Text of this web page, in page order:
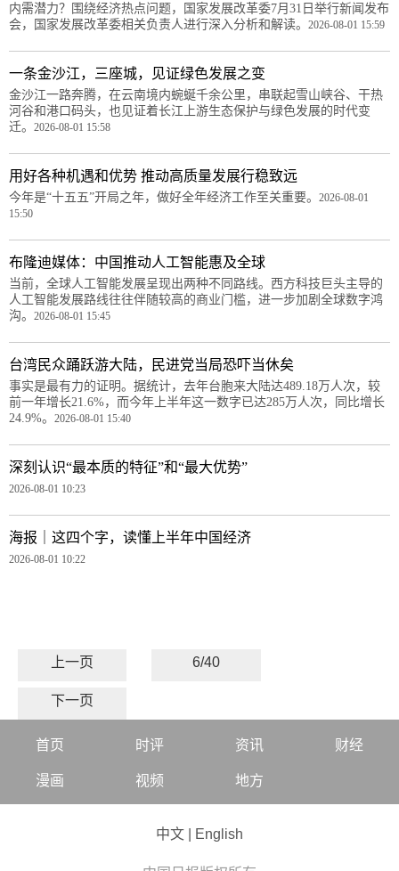
内需潜力？围绕经济热点问题，国家发展改革委7月31日举行新闻发布
会，国家发展改革委相关负责人进行深入分析和解读。 2026-08-01 15:59
一条金沙江，三座城，见证绿色发展之变
金沙江一路奔腾，在云南境内蜿蜒千余公里，串联起雪山峡谷、干热
河谷和港口码头，也见证着长江上游生态保护与绿色发展的时代变
迁。 2026-08-01 15:58
用好各种机遇和优势 推动高质量发展行稳致远
今年是“十五五”开局之年，做好全年经济工作至关重要。 2026-08-01
15:50
布隆迪媒体：中国推动人工智能惠及全球
当前，全球人工智能发展呈现出两种不同路线。西方科技巨头主导的
人工智能发展路线往往伴随较高的商业门槛，进一步加剧全球数字鸿
沟。 2026-08-01 15:45
台湾民众踊跃游大陆，民进党当局恐吓当休矣
事实是最有力的证明。据统计，去年台胞来大陆达489.18万人次，较
前一年增长21.6%，而今年上半年这一数字已达285万人次，同比增长
24.9%。 2026-08-01 15:40
深刻认识“最本质的特征”和“最大优势”
2026-08-01 10:23
海报｜这四个字，读懂上半年中国经济
2026-08-01 10:22
上一页 6/40
下一页
首页 时评 资讯 财经
漫画 视频 地方
中文 English